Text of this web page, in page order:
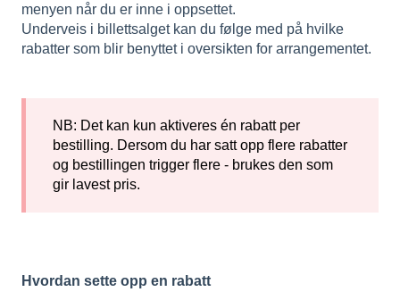
menyen når du er inne i oppsettet.
Underveis i billettsalget kan du følge med på hvilke
rabatter som blir benyttet i oversikten for arrangementet.
NB: Det kan kun aktiveres én rabatt per
bestilling. Dersom du har satt opp flere rabatter
og bestillingen trigger flere - brukes den som
gir lavest pris.
Hvordan sette opp en rabatt